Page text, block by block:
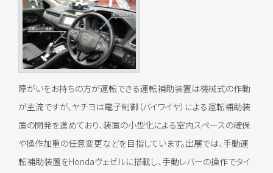
障がいをお持ちの方が運転できる運転補助装置は機械式の作動
が主流ですが、ヤチヨは電子制御（バイワイヤ）による運転補助装
置の開発を進めており、装置の小型化による室内スペースの確保
や操作加重の任意変更などを目指しています。出展では、手動運
転補助装置をHondaヴェゼルに搭載し、手動レバーの操作でタイ